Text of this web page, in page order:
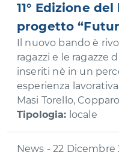
11° Edizione
progetto
Il nuovo bando è
ragazzi e le ragazze
inseriti nè in un
esperienza
Masi Torello,
Tipologia: locale
News - 22 Dicembre